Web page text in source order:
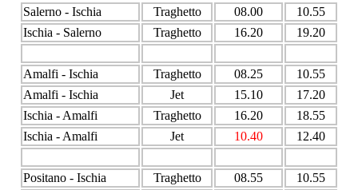
Salerno - Ischia
Traghetto 08.00
10.55
Ischia - Salerno
Traghetto 16.20 19.20
Amalfi - Ischia Traghetto 08.25
10.55
Amalfi - Ischia
Jet 15.10
17.20
Ischia - Amalfi
Traghetto 16.20
18.55
Ischia - Amalfi
Jet 10.40 12.40
Positano - Ischia Traghetto 08.55
10.55